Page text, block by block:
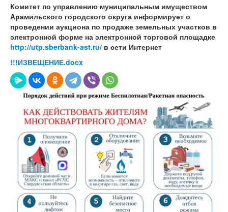
Комитет по управлению муниципальным имуществом
Арамильского городского округа информирует о
проведении аукциона по продаже земельных участков в
электронной форме на электронной торговой площадке
http://utp.sberbank-ast.ru/ в сети Интернет
!!!ИЗВЕЩЕНИЕ.docx